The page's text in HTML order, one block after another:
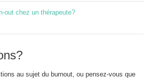
out chez un thérapeute?
au sujet du burnout, ou pensez-vous que